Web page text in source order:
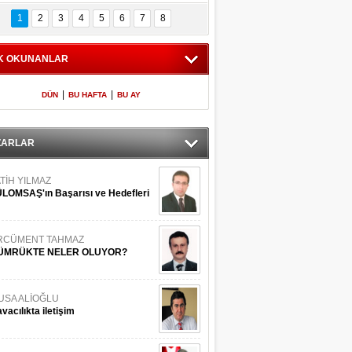
İstanbul
Adaları
600 milletvekilinin
listesi
1 2 3 4 5 6 7 8
OKUNANLAR
DÜN BU HAFTA BU AY
YILMAZ
Başarısı ve Hedefleri
TAHMAZ
NELER OLUYOR?
ALİOĞLU
iletişim